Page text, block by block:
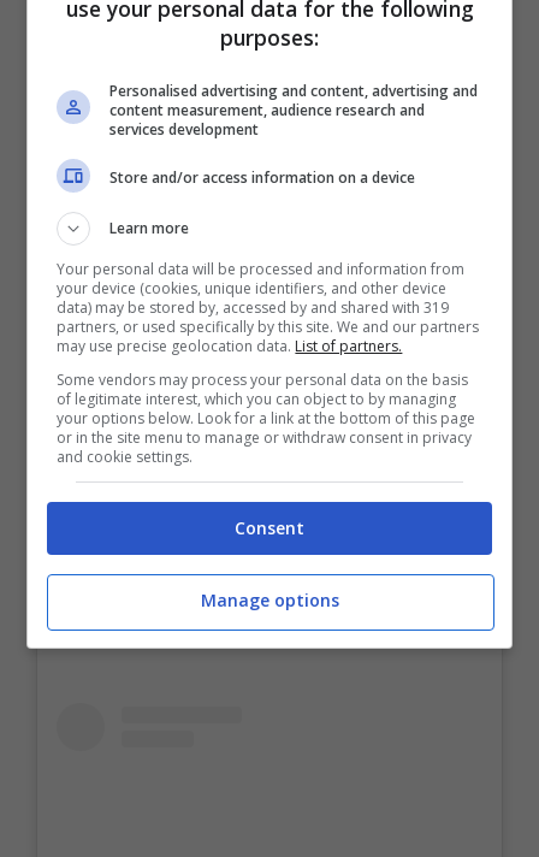
in città
numero di cinghiali a Genova e provincia
è ormai elevatissimo
che preoccupa è il fatto che stanno
travalicando le campagne e i boschi e si
aggirano in città completamente tranquilli.
Questo è un rischio, non solo per i cittadini
e i turisti, ma anche per l’essere umano in
generale: c’è ilrischio di zoonosi(che
ormai con il Covid abbiamo capito quanto
possa essere grave) e di altre malattie
importanti che sarebbe meglio evitare.
use your personal data for the following
purposes:
Personalised advertising and content, advertising and
content measurement, audience research and
services development
Store and/or access information on a device
Learn more
Your personal data will be processed and information from
your device (cookies, unique identifiers, and other device
data) may be stored by, accessed by and shared with 319
partners, or used specifically by this site. We and our partners
may use precise geolocation data. List of partners.
Some vendors may process your personal data on the basis
of legitimate interest, which you can object to by managing
your options below. Look for a link at the bottom of this page
or in the site menu to manage or withdraw consent in privacy
and cookie settings.
Consent
Manage options